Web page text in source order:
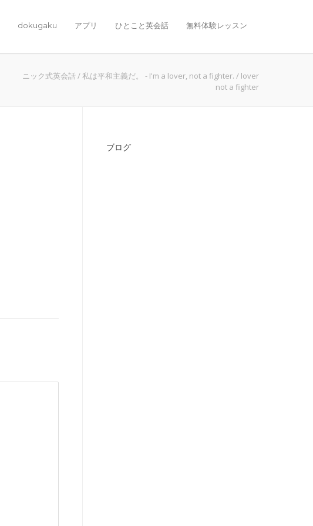
dokugaku アプリ ひとこと英会話 無料体験レッスン
ニック式英会話 /私は平和主義だ。 - I'm a lover, not a fighter. / lover
not a fighter
ブログ